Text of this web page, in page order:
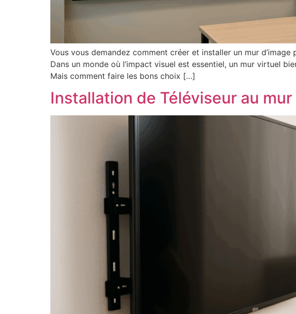
Vous vous demandez comment créer et installer un mur
Dans un monde où l’impact visuel est essentiel, un mur virtuel
Mais comment faire les bons choix […]
Installation de Téléviseur au